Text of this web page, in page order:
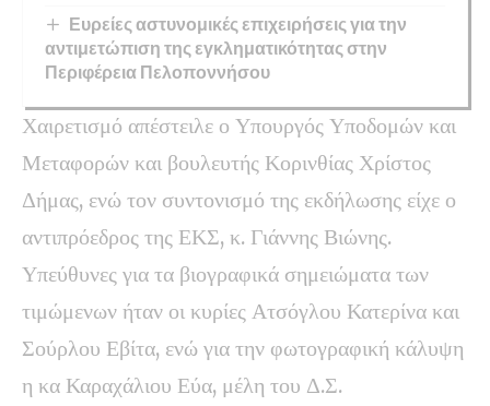
Ευρείες αστυνομικές επιχειρήσεις για την
αντιμετώπιση της εγκληματικότητας στην
Περιφέρεια Πελοποννήσου
Χαιρετισμό απέστειλε ο Υπουργός Υποδομών και
Μεταφορών και βουλευτής Κορινθίας Χρίστος
Δήμας, ενώ τον συντονισμό της εκδήλωσης είχε ο
αντιπρόεδρος της ΕΚΣ, κ. Γιάννης Βιώνης.
Υπεύθυνες για τα βιογραφικά σημειώματα των
τιμώμενων ήταν οι κυρίες Ατσόγλου Κατερίνα και
Σούρλου Εβίτα, ενώ για την φωτογραφική κάλυψη
η κα Καραχάλιου Εύα, μέλη του Δ.Σ.